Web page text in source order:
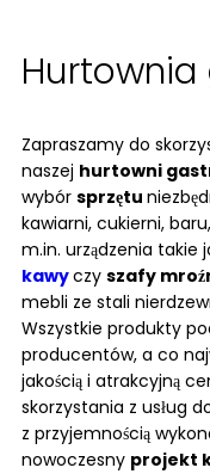
Zapraszamy do
naszej hurtowni
wybór sprzętu
kawiarni, cukierni,
m.in. urządzenia takie
kawyczy szafy
mebli ze stali
Wszystkie produkty
producentów, a co
jakością i atrakcyjną
skorzystania z usług
z przyjemnością
nowoczesny projekt